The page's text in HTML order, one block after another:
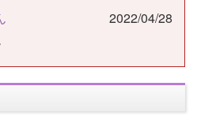
2022/04/28